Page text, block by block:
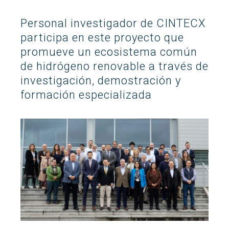
GL EN Search
BuscarBUSCAR
TwitterInstagramYoutubeLinkedin
Personal investigador de CINTECX
participa en este proyecto que
promueve un ecosistema común
de hidrógeno renovable a través de
investigación, demostración y
formación especializada